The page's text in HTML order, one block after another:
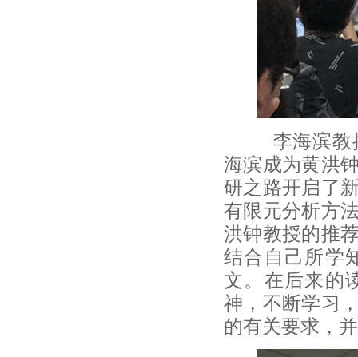
李海滨教授
海滨成为黄洪
研之路开启了
有限元分析方
洪钟教授的推
结合自己所学
文。在后来的
神，不断学习
的有关要求，